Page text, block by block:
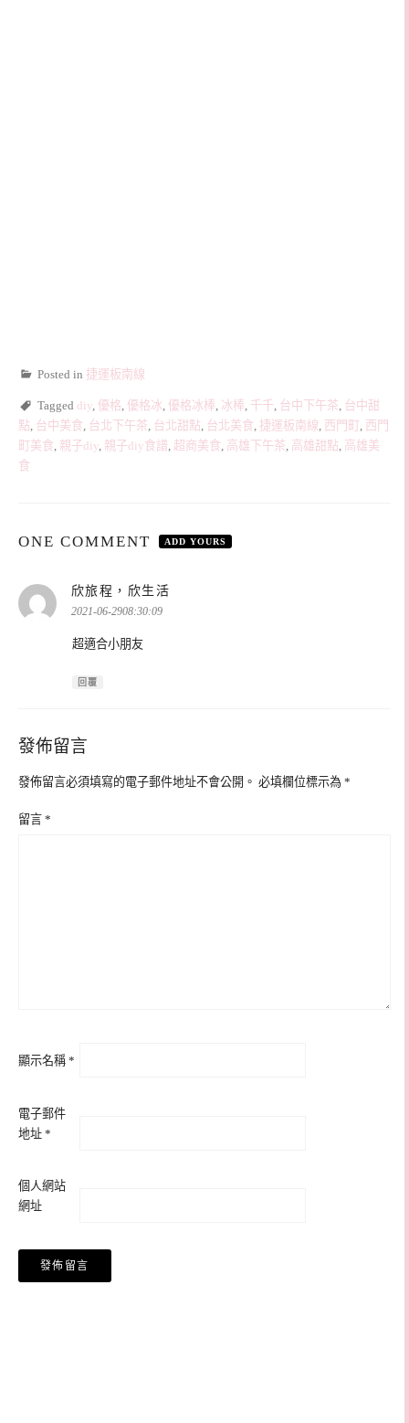
Posted in 捷運板南線
Tagged diy, 優格, 優格冰, 優格冰棒, 冰棒, 千千, 台中下午茶, 台中甜
點, 台中美食, 台北下午茶, 台北甜點, 台北美食, 捷運板南線, 西門町, 西門
町美食, 親子diy, 親子diy食譜, 超商美食, 高雄下午茶, 高雄甜點, 高雄美
食
ONE COMMENT ADD YOURS
欣旅程，欣生活
2021-06-2908:30:09
超適合小朋友
回覆
發佈留言
發佈留言必須填寫的電子郵件地址不會公開。 必填欄位標示為 *
留言 *
顯示名稱 *
電子郵件
地址 *
個人網站
網址